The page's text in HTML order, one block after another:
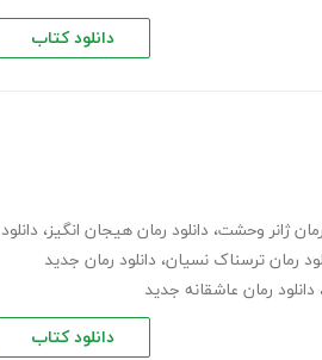
دانلود کتاب
رمان ژانر وحشت، دانلود رمان هیجان انگیز، دانلود
رمان ترسناک نسیان، دانلود رمان جدید
دانلود رمان عاشقانه جدید
دانلود کتاب